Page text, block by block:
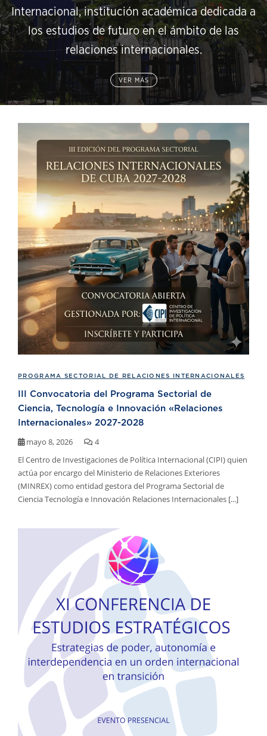
Internacional, institución académica dedicada a
los estudios de futuro en el ámbito de las
relaciones internacionales.
VER MÁS
PROGRAMA SECTORIAL DE RELACIONES INTERNACIONALES
III Convocatoria del Programa Sectorial de
Ciencia, Tecnología e Innovación «Relaciones
Internacionales» 2027-2028
mayo 8, 2026
4
El Centro de Investigaciones de Política Internacional (CIPI) quien
actúa por encargo del Ministerio de Relaciones Exteriores
(MINREX) como entidad gestora del Programa Sectorial de
Ciencia Tecnología e Innovación Relaciones Internacionales [...]